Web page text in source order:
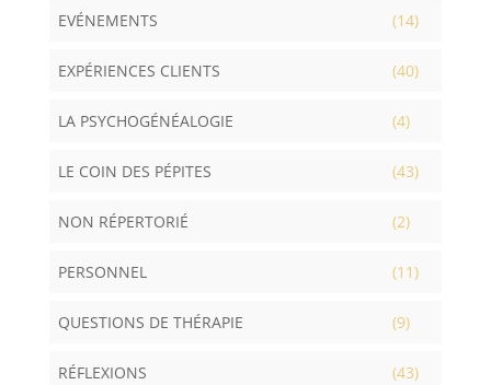
EVÉNEMENTS (14)
EXPÉRIENCES CLIENTS (40)
LA PSYCHOGÉNÉALOGIE (4)
LE COIN DES PÉPITES (43)
NON RÉPERTORIÉ (2)
PERSONNEL (11)
QUESTIONS DE THÉRAPIE (9)
RÉFLEXIONS (43)